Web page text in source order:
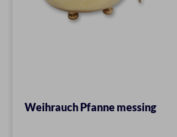
Weihrauch Pfanne messing